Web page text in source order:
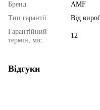
Бренд
AMF
Тип гарантії
Від
Гарантійний
термін, міс.
12
Відгуки